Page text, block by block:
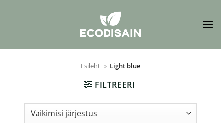
Esileht » Light blue
FILTREERI